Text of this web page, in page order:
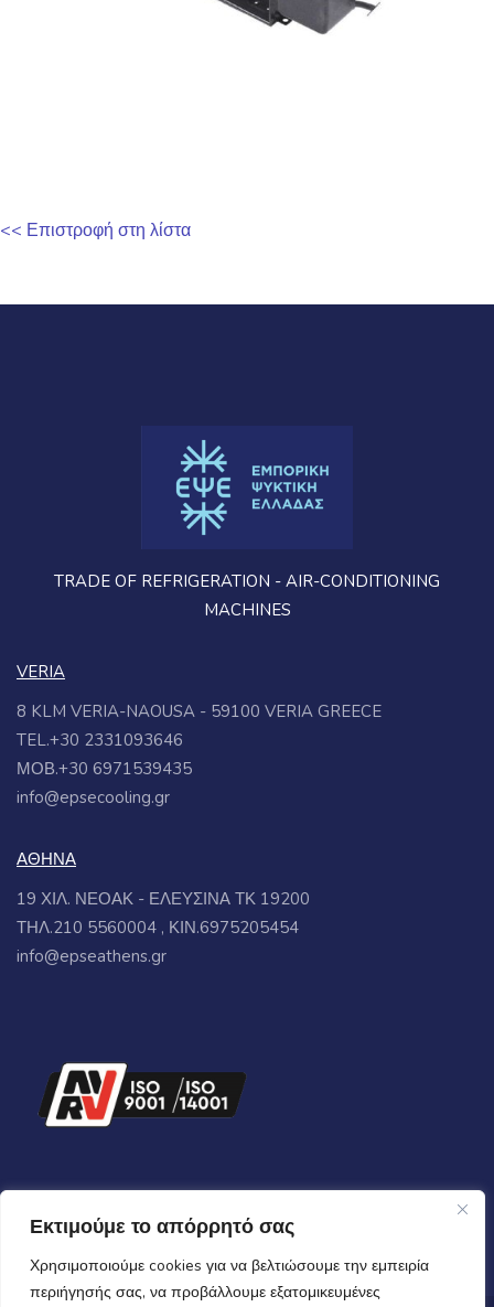
Εκτιμούμε το απόρρητό σας
Χρησιμοποιούμε cookies για να βελτιώσουμε την εμπειρία
περιήγησής σας, να προβάλλουμε εξατομικευμένες
<< Επιστροφή στη λίστα
TRADE OF REFRIGERATION - AIR-CONDITIONING
MACHINES
VERIA
8 KLM VERIA-NAOUSA - 59100 VERIA GREECE
TEL.+30 2331093646
ΜΟΒ.+30 6971539435
info@epsecooling.gr
ΑΘΗΝΑ
19 ΧΙΛ. ΝΕΟΑΚ - ΕΛΕΥΣΙΝΑ ΤΚ 19200
ΤΗΛ.210 5560004 , ΚΙΝ.6975205454
info@epseathens.gr